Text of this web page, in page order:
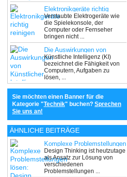
Elektronikgeräte richtig
reinigen
Verstaubte Elektrogeräte wie
die Spielekonsole, der
Computer oder Fernseher
bringen nicht ...
Die Auswirkungen von
Künstlicher Intelligenz auf
die Welt der
Softwareentwicklung
Künstliche Intelligenz (KI)
bezeichnet die Fähigkeit von
Computern, Aufgaben zu
lösen, ...
Sie möchten einen Banner für die
Kategorie "Technik" buchen? Sprechen
Sie uns an!
ÄHNLICHE BEITRÄGE
Komplexe Problemstellungen
lösen: Design Thinking
Design Thinking ist heutzutage
als Ansatz zur Lösung von
verschiedenen
Problemstellungen ...